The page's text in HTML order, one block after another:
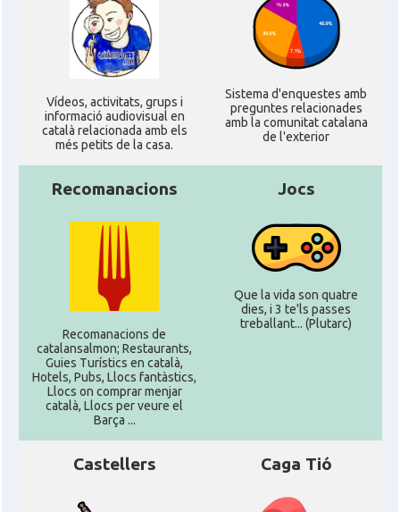
Ví­deos, activitats, grups i
informació audiovisual en
català relacionada amb els
més petits de la casa.
Sistema d'enquestes amb
preguntes relacionades
amb la comunitat catalana
de l'exterior
Recomanacions
Recomanacions de
catalansalmon; Restaurants,
Guies Turístics en català,
Hotels, Pubs, Llocs fantàstics,
Llocs on comprar menjar
català, Llocs per veure el
Barça ...
Jocs
Que la vida son quatre
dies, i 3 te'ls passes
treballant... (Plutarc)
Castellers Caga Tió